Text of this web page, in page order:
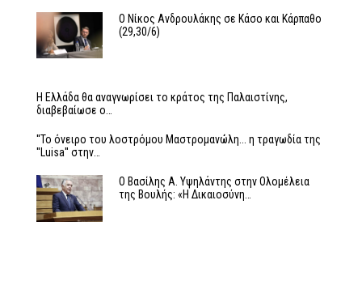
Ο Νίκος Ανδρουλάκης σε Κάσο και Κάρπαθο
(29,30/6)
Η Ελλάδα θα αναγνωρίσει το κράτος της Παλαιστίνης,
διαβεβαίωσε ο…
''Το όνειρο του λοστρόμου Μαστρομανώλη... η τραγωδία της
''Luisa'' στην…
Ο Βασίλης Α. Υψηλάντης στην Ολομέλεια
της Βουλής: «Η Δικαιοσύνη…